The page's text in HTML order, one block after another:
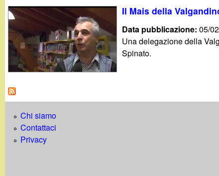
Il Mais della
Data pubblicazione:05/
Una delegazione della
Spinato.
Chi siamo
Contattaci
Privacy